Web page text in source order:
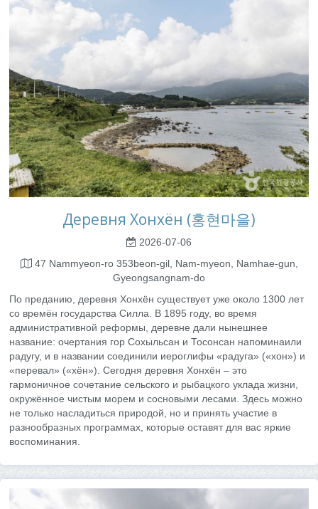
Деревня Хонхён (홍현마을)
2026-07-06
47 Nammyeon-ro 353beon-gil, Nam-myeon, Namhae-gun,
Gyeongsangnam-do
По преданию, деревня Хонхён существует уже около 1300 лет
со времён государства Силла. В 1895 году, во время
административной реформы, деревне дали нынешнее
название: очертания гор Сохыльсан и Тосонсан напоминаили
радугу, и в названии соединили иероглифы «радуга» («хон») и
«перевал» («хён»). Сегодня деревня Хонхён – это
гармоничное сочетание сельского и рыбацкого уклада жизни,
окружённое чистым морем и сосновыми лесами. Здесь можно
не только насладиться природой, но и принять участие в
разнообразных программах, которые оставят для вас яркие
воспоминания.